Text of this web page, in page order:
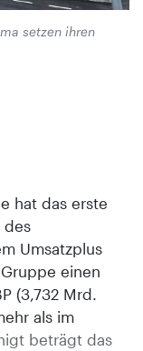
setzen ihren
hat das erste
des
Umsatzplus
einen
(3,732 Mrd.
als im
beträgt das